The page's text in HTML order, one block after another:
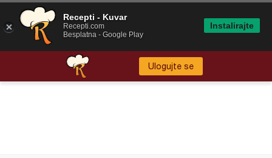
Ulogujte se
Recepti - Kuvar
Recepti.com
Besplatna - Google Play
Instalirajte